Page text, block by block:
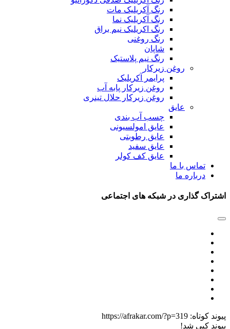
رنگ آکریلیک مات
رنگ آکریلیک نما
رنگ اکریلیک نیم براق
رنگ روغنی
شاپان
رنگ نیم پلاستیک
روغن زیرکار
پرایمر آکریلیک
روغن زیرکار پابه آب
روغن زیرکار حلال تینری
عایق
چسب آب بندی
عایق امولسیونی
عایق رطوبتی
عایق سفید
عایق کف کولر
تماس با ما
درباره ما
اشتراک گذاری در شبکه های اجتماعی
پیوند کوتاه: https://afrakar.com/?p=319
پیوند کپی شد!